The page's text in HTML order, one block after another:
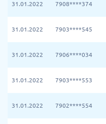
31.01.2022 7908****374
31.01.2022 7903****545
31.01.2022 7906****034
31.01.2022 7903****553
31.01.2022 7902****554